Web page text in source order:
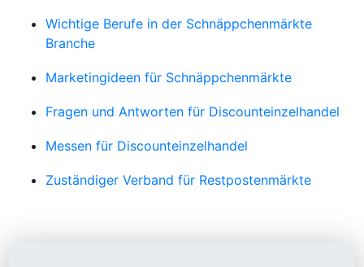
Wichtige Berufe in der Schnäppchenmärkte
Branche
Marketingideen für Schnäppchenmärkte
Fragen und Antworten für Discounteinzelhandel
Messen für Discounteinzelhandel
Zuständiger Verband für Restpostenmärkte